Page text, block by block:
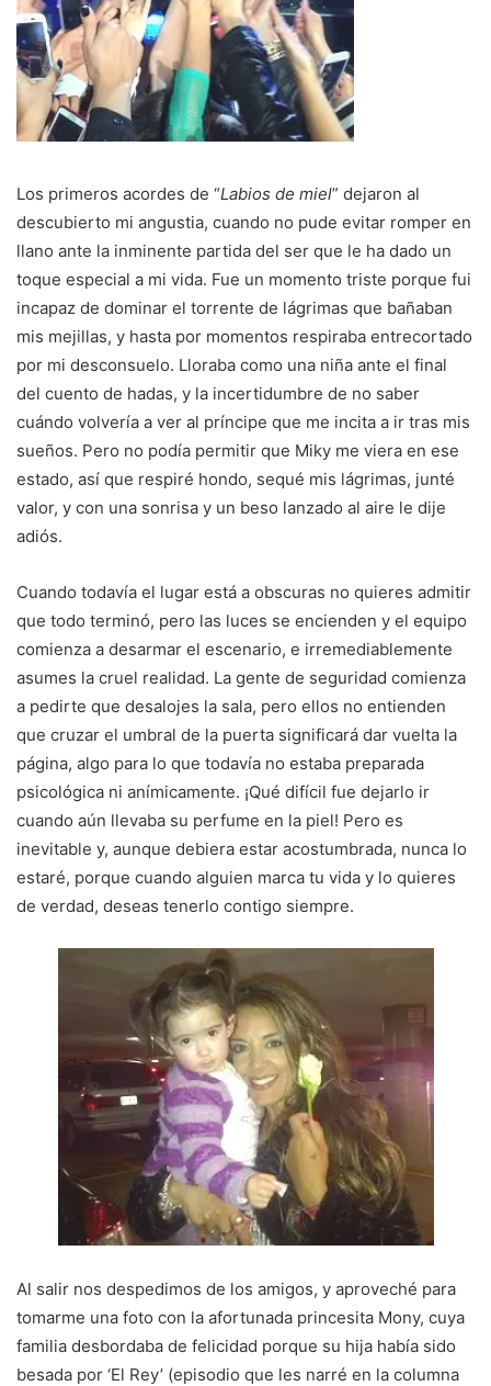
Los primeros acordes de “Labios de miel” dejaron al
descubierto mi angustia, cuando no pude evitar romper en
llano ante la inminente partida del ser que le ha dado un
toque especial a mi vida. Fue un momento triste porque fui
incapaz de dominar el torrente de lágrimas que bañaban
mis mejillas, y hasta por momentos respiraba entrecortado
por mi desconsuelo. Lloraba como una niña ante el final
del cuento de hadas, y la incertidumbre de no saber
cuándo volvería a ver al príncipe que me incita a ir tras mis
sueños. Pero no podía permitir que Miky me viera en ese
estado, así que respiré hondo, sequé mis lágrimas, junté
valor, y con una sonrisa y un beso lanzado al aire le dije
adiós.
Cuando todavía el lugar está a obscuras no quieres admitir
que todo terminó, pero las luces se encienden y el equipo
comienza a desarmar el escenario, e irremediablemente
asumes la cruel realidad. La gente de seguridad comienza
a pedirte que desalojes la sala, pero ellos no entienden
que cruzar el umbral de la puerta significará dar vuelta la
página, algo para lo que todavía no estaba preparada
psicológica ni anímicamente. ¡Qué difícil fue dejarlo ir
cuando aún llevaba su perfume en la piel! Pero es
inevitable y, aunque debiera estar acostumbrada, nunca lo
estaré, porque cuando alguien marca tu vida y lo quieres
de verdad, deseas tenerlo contigo siempre.
Al salir nos despedimos de los amigos, y aproveché para
tomarme una foto con la afortunada princesita Mony, cuya
familia desbordaba de felicidad porque su hija había sido
besada por ‘El Rey’ (episodio que les narré en la columna